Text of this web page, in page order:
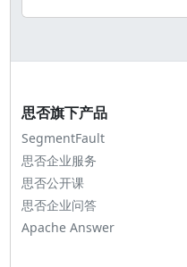
思否旗下产品
SegmentFault
思否企业服务
思否公开课
思否企业问答
Apache Answer